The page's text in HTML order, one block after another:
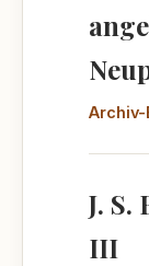
J. S.
III